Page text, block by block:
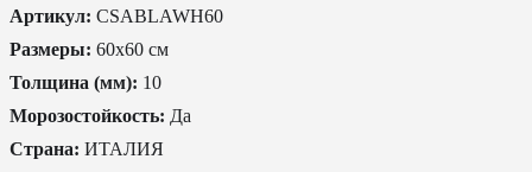
Артикул: CSABLAWH60
Размеры: 60x60 см
Толщина (мм): 10
Морозостойкость: Да
Страна: ИТАЛИЯ